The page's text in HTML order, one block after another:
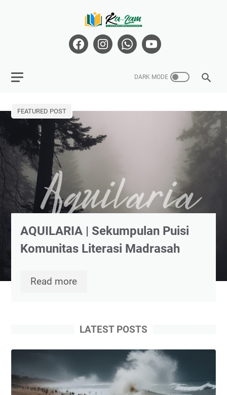
FEATURED POST
AQUILARIA | Sekumpulan Puisi
Komunitas Literasi Madrasah
Read more
Komunitas
Literasi
Madrasah
LATEST POSTS